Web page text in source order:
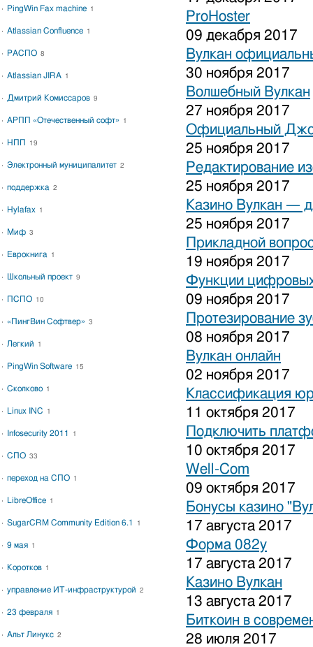
ProHoster
09 декабря 2017
Вулкан
30 ноября 2017
Волшебный Вулкан
27 ноября 2017
Официальный
25 ноября 2017
Редактирование
25 ноября 2017
Казино Вулкан —
25 ноября 2017
Прикладной
19 ноября 2017
Функции
09 ноября 2017
Протезирование
08 ноября 2017
Вулкан онлайн
02 ноября 2017
Классификация
11 октября 2017
Подключить
10 октября 2017
Well-Com
09 октября 2017
Бонусы казино
17 августа 2017
Форма 082у
17 августа 2017
Казино Вулкан
13 августа 2017
Биткоин в
28 июля 2017
PingWin Fax machine 1
Atlassian Confluence 1
РАСПО 8
Atlassian JIRA 1
Дмитрий Комиссаров 9
АРПП «Отечественный софт» 1
НПП 19
Электронный муниципалитет 2
поддержка 2
Hylafax 1
Миф 3
Еврокнига 1
Школьный проект 9
ПСПО 10
«ПингВин Софтвер» 3
Легкий 1
PingWin Software 15
Сколково 1
Linux INC 1
Infosecurity 2011 1
СПО 33
переход на СПО 1
LibreOffice 1
SugarCRM Community Edition 6.1 1
9 мая 1
Коротков 1
управление ИТ-инфраструктурой 2
23 февраля 1
Альт Линукс 2